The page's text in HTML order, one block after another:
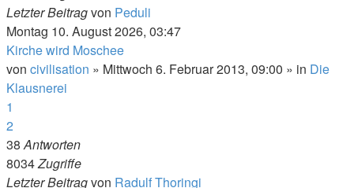
Letzter Beitragvon Peduli
Montag 10. August 2026, 03:47
Kirche wird Moschee
von civilisation » Mittwoch 6. Februar 2013, 09:00 » in Die
Klausnerei
1
2
38Antworten
8034Zugriffe
Letzter Beitragvon Radulf Thoringi